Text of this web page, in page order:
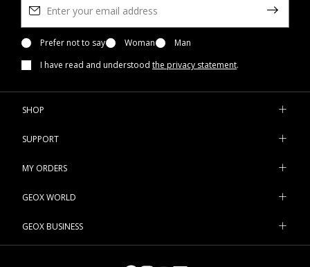
Prefer not to say Woman
Man
I have read and understood the privacy statement.
SHOP
SUPPORT
MY ORDERS
GEOX WORLD
GEOX BUSINESS